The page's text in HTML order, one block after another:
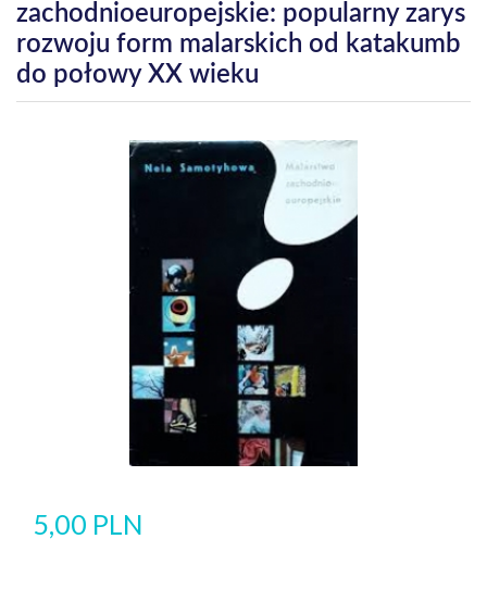
zachodnioeuropejskie: popularny zarys
rozwoju form malarskich od katakumb
do połowy XX wieku
5,00 PLN